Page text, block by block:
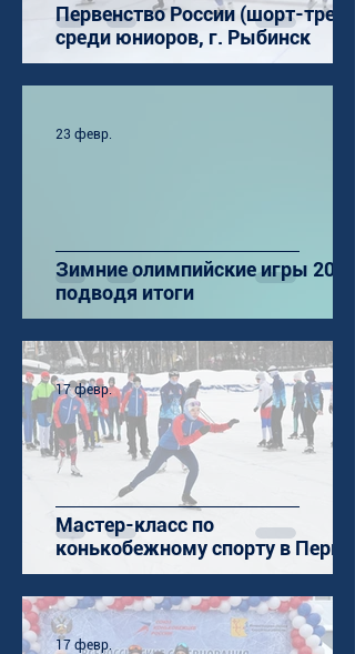
Первенство России (шорт-трек)
среди юниоров, г. Рыбинск
Зимние олимпийские игры 2026:
подводя итоги
23 февр.
Мастер-класс по
конькобежному спорту в Перми
17 февр.
17 февр.